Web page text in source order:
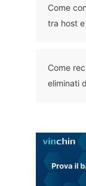
grafica e
Come
tra host
Come
eliminati